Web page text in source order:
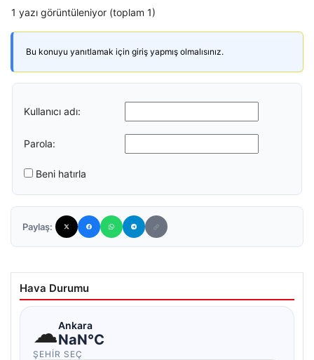
1 yazı görüntüleniyor (toplam 1)
Bu konuyu yanıtlamak için giriş yapmış olmalısınız.
Kullanıcı adı:
Parola:
Beni hatırla
Paylaş:
Hava Durumu
☁Ankara
NaN°C
ŞEHIR SEÇ